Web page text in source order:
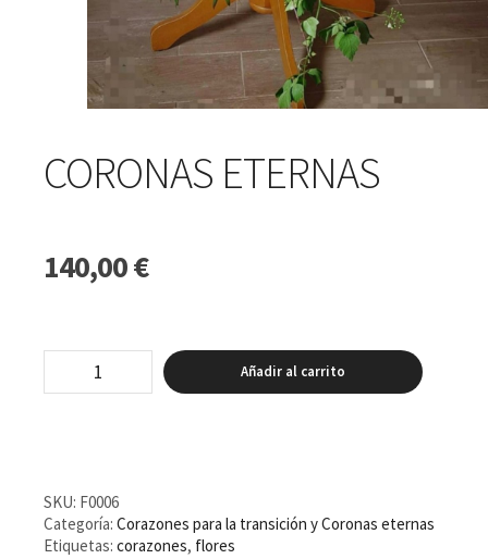
CORONAS ETERNAS
140,00€
eternas
cantidad
Añadir al carrito
SKU: F0006
Categoría: Corazones para la transición y Coronas eternas
Etiquetas: corazones, flores